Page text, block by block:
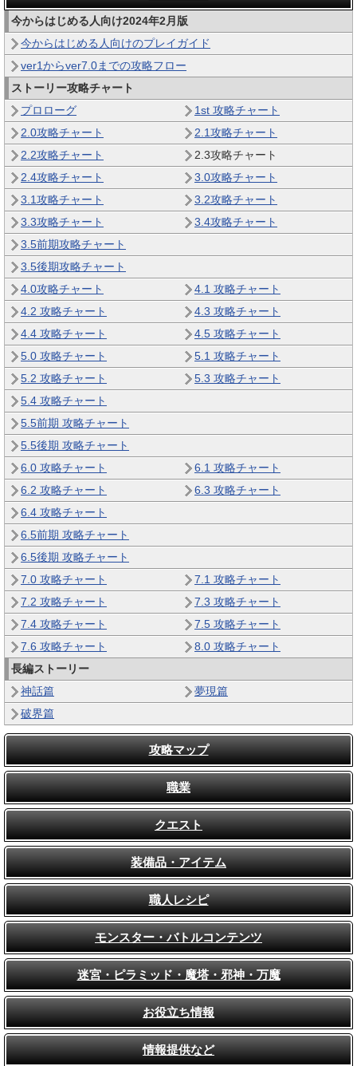
今からはじめる人向け2024年2月版
今からはじめる人向けのプレイガイド
ver1からver7.0までの攻略フロー
ストーリー攻略チャート
プロローグ
1st 攻略チャート
2.0攻略チャート
2.1攻略チャート
2.2攻略チャート
2.3攻略チャート
2.4攻略チャート
3.0攻略チャート
3.1攻略チャート
3.2攻略チャート
3.3攻略チャート
3.4攻略チャート
3.5前期攻略チャート
3.5後期攻略チャート
4.0攻略チャート
4.1 攻略チャート
4.2 攻略チャート
4.3 攻略チャート
4.4 攻略チャート
4.5 攻略チャート
5.0 攻略チャート
5.1 攻略チャート
5.2 攻略チャート
5.3 攻略チャート
5.4 攻略チャート
5.5前期 攻略チャート
5.5後期 攻略チャート
6.0 攻略チャート
6.1 攻略チャート
6.2 攻略チャート
6.3 攻略チャート
6.4 攻略チャート
6.5前期 攻略チャート
6.5後期 攻略チャート
7.0 攻略チャート
7.1 攻略チャート
7.2 攻略チャート
7.3 攻略チャート
7.4 攻略チャート
7.5 攻略チャート
7.6 攻略チャート
8.0 攻略チャート
長編ストーリー
神話篇
夢現篇
破界篇
攻略マップ
職業
クエスト
装備品・アイテム
職人レシピ
モンスター・バトルコンテンツ
迷宮・ピラミッド・魔塔・邪神・万魔
お役立ち情報
情報提供など